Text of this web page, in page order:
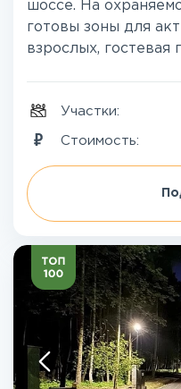
шоссе. На
готовы зоны для
взрослых, гостевая
Участки:
Стоимость: